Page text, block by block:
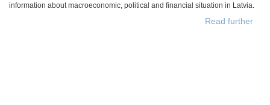
information about macroeconomic, political and financial situation in Latvia.
Read further